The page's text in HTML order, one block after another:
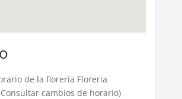
de la florería Floreria
cambios de horario)